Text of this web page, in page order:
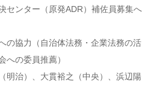
センター（原発ADR）補佐員募集へ
の協力（自治体法務・企業法務の活
への委員推薦）
明治）、大貫裕之（中央）、浜辺陽